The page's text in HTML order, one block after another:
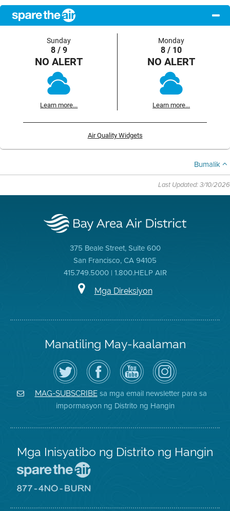
Sunday
8 / 9
NO ALERT
Learn more...
Monday
8 / 10
NO ALERT
Learn more...
Air Quality Widgets
Bumalik
Last Updated: 3/10/2026
375 Beale Street, Suite 600
San Francisco, CA 94105
415.749.5000 | 1.800.HELP AIR
Mga Direksiyon
Manatiling May-kaalaman
I-
follow
ang
Air
District
sa
Twitter
Bisitahin
ang
Page
sa
Facebook
ng
Distrito
Channel
sa
YouTube
ng
Air
District
Air
District
on
Instagram
MAG-SUBSCRIBEsa mga email newsletter para sa
impormasyon ng Distrito ng Hangin
Mga Inisyatibo ng Distrito ng Hangin
Iligtas
8774